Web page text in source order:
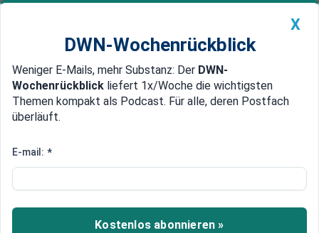
Newsticker MEIN DWN: Geldanlage Premium
Edelmetalle DWN-Magazin China
Nach mehr Krediten durch Großbanken
Neue Infrastruktur-Projekte:
China pumpt mehr Geld in den
Markt
X
DWN-Wochenrückblick
Weniger E-Mails, mehr Substanz: Der DWN-
Wochenrückblick liefert 1x/Woche die wichtigsten
Themen kompakt als Podcast. Für alle, deren Postfach
überläuft.
E-mail: *
Kostenlos abonnieren »